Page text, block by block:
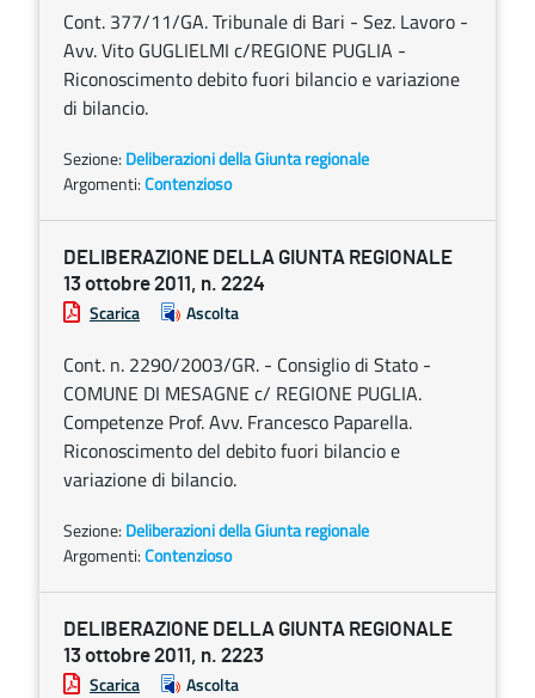
Cont. 377/11/GA. Tribunale di Bari - Sez. Lavoro -
Avv. Vito GUGLIELMI c/REGIONE PUGLIA -
Riconoscimento debito fuori bilancio e variazione
di bilancio.
Sezione: Deliberazioni della Giunta regionale
Argomenti:Contenzioso
DELIBERAZIONE DELLA GIUNTA REGIONALE
13 ottobre 2011, n. 2224
Scarica Ascolta
Cont. n. 2290/2003/GR. - Consiglio di Stato -
COMUNE DI MESAGNE c/ REGIONE PUGLIA.
Competenze Prof. Avv. Francesco Paparella.
Riconoscimento del debito fuori bilancio e
variazione di bilancio.
Sezione: Deliberazioni della Giunta regionale
Argomenti:Contenzioso
DELIBERAZIONE DELLA GIUNTA REGIONALE
13 ottobre 2011, n. 2223
Scarica Ascolta